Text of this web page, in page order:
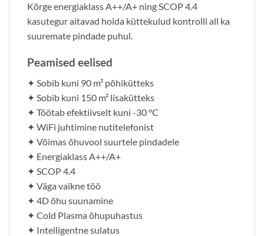
Kõrge energiaklass A++/A+ ning SCOP 4.4
kasutegur aitavad hoida küttekulud kontrolli all ka
suuremate pindade puhul.
Peamised eelised
✦ Sobib kuni 90 m² põhikütteks
✦ Sobib kuni 150 m² lisakütteks
✦ Töötab efektiivselt kuni -30 °C
✦ WiFi juhtimine nutitelefonist
✦ Võimas õhuvool suurtele pindadele
✦ Energiaklass A++/A+
✦ SCOP 4.4
✦ Väga vaikne töö
✦ 4D õhu suunamine
✦ Cold Plasma õhupuhastus
✦ Intelligentne sulatus